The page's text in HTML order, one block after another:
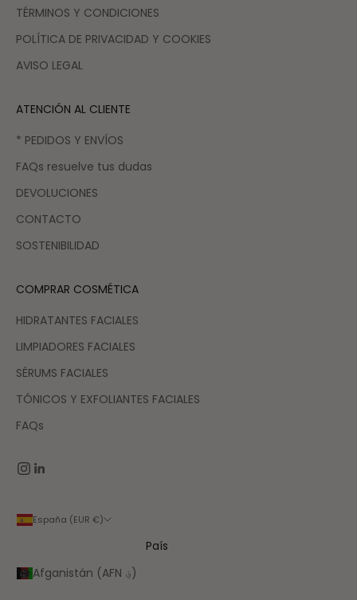
TÉRMINOS Y CONDICIONES
POLÍTICA DE PRIVACIDAD Y COOKIES
AVISO LEGAL
ATENCIÓN AL CLIENTE
* PEDIDOS Y ENVÍOS
FAQs resuelve tus dudas
DEVOLUCIONES
CONTACTO
SOSTENIBILIDAD
COMPRAR COSMÉTICA
HIDRATANTES FACIALES
LIMPIADORES FACIALES
SÉRUMS FACIALES
TÓNICOS Y EXFOLIANTES FACIALES
FAQs
España (EUR €)
País
Afganistán (AFN ؋)